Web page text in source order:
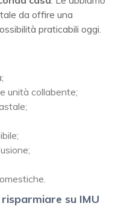
da offire una
praticabili oggi.
unità collabente;
su IMU